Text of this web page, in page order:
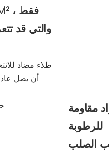
مقاومة
للرطوبة
الصلب